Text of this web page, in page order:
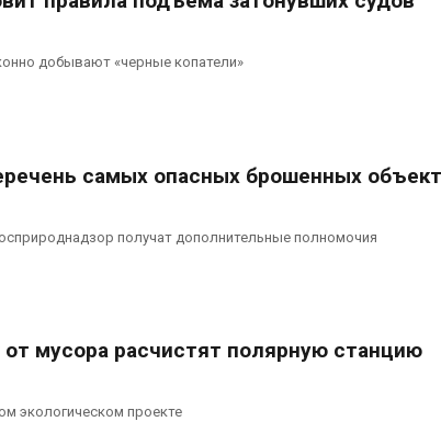
добывают «черные копатели»
самых опасных брошенных
получат дополнительные полномочия
мусора расчистят полярную станцию
экологическом проекте